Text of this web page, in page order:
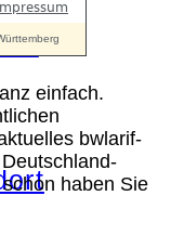
einfach.
bwlarif-
haben Sie